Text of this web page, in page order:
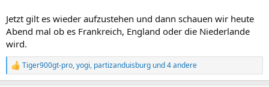
Jetzt gilt es wieder aufzustehen und dann schauen wir heute
Abend mal ob es Frankreich, England oder die Niederlande
wird.
R
e
Tiger900gt-pro,yogi, partizanduisburg und 4 andere